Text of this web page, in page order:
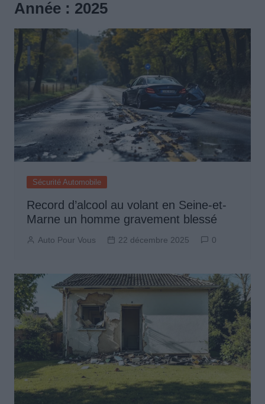
Année : 2025
Sécurité Automobile
Record d’alcool au volant en Seine-et-
Marne un homme gravement blessé
Auto Pour Vous 22 décembre 2025 0